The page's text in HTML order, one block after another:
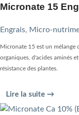
Micronate 15
Engrais, Micro-
Micronate 15 est un mélange
organiques, d'acides aminés
résistance des plantes.
Lire la suite →